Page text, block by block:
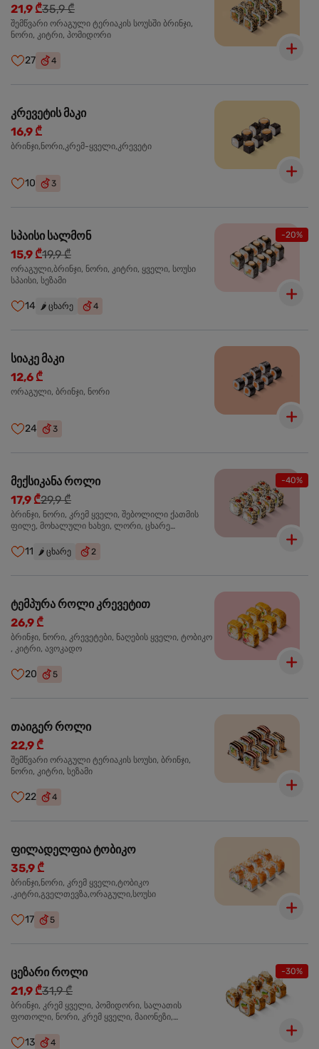
21,9 ₾35,9 ₾
შემწვარი ორაგული ტერიაკის სოუსში ბრინჯი,
ნორი, კიტრი, პომიდორი
27 4
კრევეტის მაკი
16,9 ₾
ბრინჯი,ნორი,კრემ-ყველი,კრევეტი
10 3
-20%
სპაისი სალმონ
15,9 ₾19,9 ₾
ორაგული,ბრინჯი, ნორი, კიტრი, ყველი, სოუსი
სპაისი, სეზამი
14 🌶️ ცხარე 4
სიაკე მაკი
12,6 ₾
ორაგული, ბრინჯი, ნორი
24 3
-40%
მექსიკანა როლი
17,9 ₾29,9 ₾
ბრინჯი, ნორი, კრემ ყველი, შებოლილი ქათმის
ფილე, მოხალული ხახვი, ლორი, ცხარე
11 🌶️ ცხარე 2
ტემპურა როლი კრევეტით
26,9 ₾
ბრინჯი, ნორი, კრევეტები, ნაღების ყველი, ტობიკო
, კიტრი, ავოკადო
20 5
თაიგერ როლი
22,9 ₾
შემწვარი ორაგული ტერიაკის სოუსი, ბრინჯი,
ნორი, კიტრი, სეზამი
22 4
ფილადელფია ტობიკო
35,9 ₾
ბრინჯი,ნორი, კრემ ყველი,ტობიკო
,კიტრი,გველთევზა,ორაგული,სოუსი
17 5
-30%
ცეზარი როლი
21,9 ₾31,9 ₾
ბრინჯი, კრემ ყველი, პომიდორი, სალათის
ფოთოლი, ნორი, კრემ ყველი, მაიონეზი,
შებოლილი ქათმის ფილე
13 4